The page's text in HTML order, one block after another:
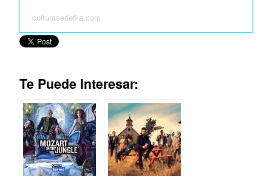
culturaseriefila.com
Te Puede Interesar: